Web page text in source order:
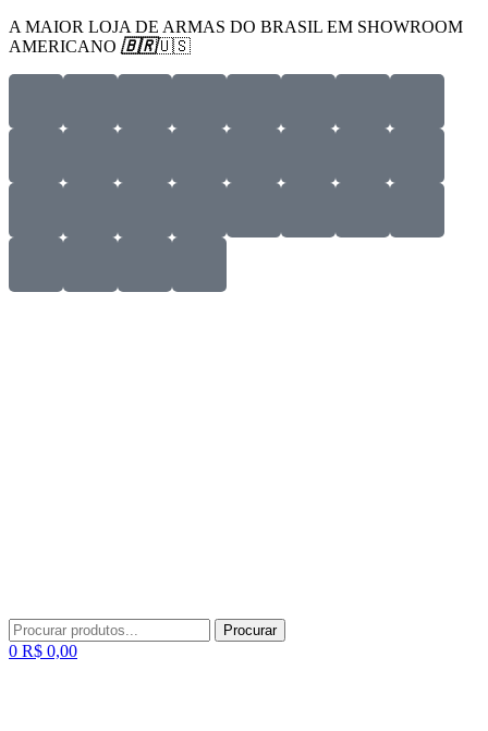
A MAIOR LOJA DE ARMAS DO BRASIL EM SHOWROOM
AMERICANO 🇧🇷🇺🇸
Procurar
por:
Procurar
Menu
0 R$ 0,00